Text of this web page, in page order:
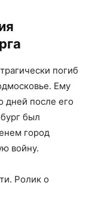
погиб
Ему
дней после его
был
город
войну.
Ролик о